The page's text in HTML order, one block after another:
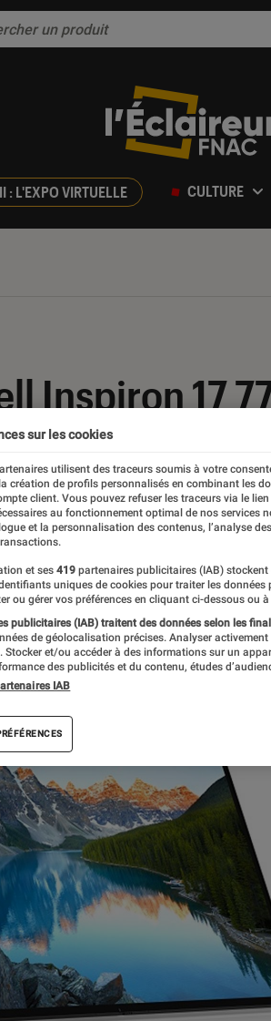
: L'EXPO VIRTUELLE CULTURE
Inspiron 17
sur les cookies
utilisent des traceurs soumis à votre
création de profils personnalisés en combinant les
client. Vous pouvez refuser les traceurs via le
au fonctionnement optimal de nos services
et la personnalisation des contenus, l’analyse
et ses 419 partenaires publicitaires (IAB)
uniques de cookies pour traiter les
ou gérer vos préférences en cliquant ci-dessous ou
publicitaires (IAB) traitent des données selon les
de géolocalisation précises. Analyser
Stocker et/ou accéder à des informations sur un
des publicités et du contenu, études
IAB